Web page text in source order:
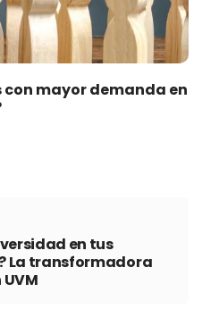
con mayor demanda en
en tus
La transformadora